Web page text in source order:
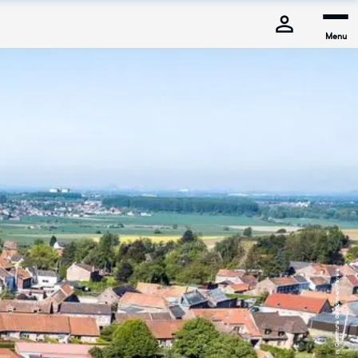
Menu
© Commune de Mons-en-Pévèle